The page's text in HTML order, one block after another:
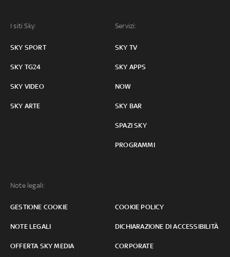
I siti Sky:
SKY SPORT
SKY TG24
SKY VIDEO
SKY ARTE
Servizi:
SKY TV
SKY APPS
NOW
SKY BAR
SPAZI SKY
PROGRAMMI
Note legali:
GESTIONE COOKIE COOKIE POLICY
NOTE LEGALI DICHIARAZIONE DI ACCESSIBILITÀ
OFFERTA SKY MEDIA CORPORATE